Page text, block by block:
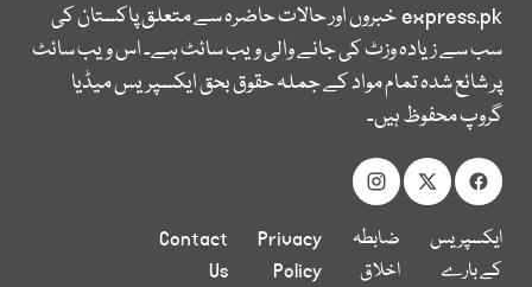
express.pkخبروں اور حالات حاضرہ سے متعلق پاکستان کی
سب سے زیادہ وزٹ کی جانے والی ویب سائٹ ہے۔ اس ویب سائٹ
پر شائع شدہ تمام مواد کے جملہ حقوق بحق ایکسپریس میڈیا
گروپ محفوظ ہیں۔
ایکسپریس
کے بارے
ضابطہ
اخلاق
Privacy
Policy
Contact
Us